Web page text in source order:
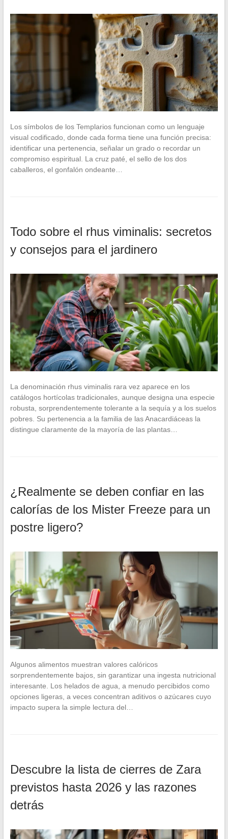
Los símbolos de los Templarios funcionan como un lenguaje
visual codificado, donde cada forma tiene una función precisa:
identificar una pertenencia, señalar un grado o recordar un
compromiso espiritual. La cruz paté, el sello de los dos
caballeros, el gonfalón ondeante…
Todo sobre el rhus viminalis: secretos
y consejos para el jardinero
La denominación rhus viminalis rara vez aparece en los
catálogos hortícolas tradicionales, aunque designa una especie
robusta, sorprendentemente tolerante a la sequía y a los suelos
pobres. Su pertenencia a la familia de las Anacardiáceas la
distingue claramente de la mayoría de las plantas…
¿Realmente se deben confiar en las
calorías de los Mister Freeze para un
postre ligero?
Algunos alimentos muestran valores calóricos
sorprendentemente bajos, sin garantizar una ingesta nutricional
interesante. Los helados de agua, a menudo percibidos como
opciones ligeras, a veces concentran aditivos o azúcares cuyo
impacto supera la simple lectura del…
Descubre la lista de cierres de Zara
previstos hasta 2026 y las razones
detrás